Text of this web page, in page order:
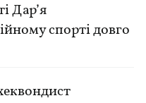
Дар’я
спорті довго